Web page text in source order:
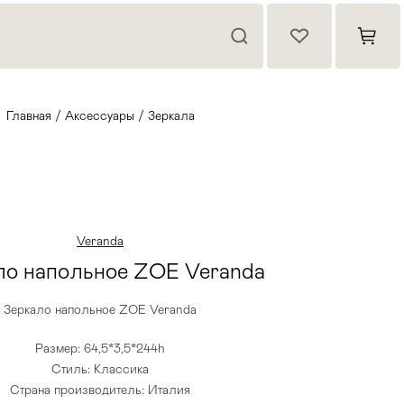
Главная / Аксессуары / Зеркала
Veranda
напольное ZOE Veranda
Зеркало напольное ZOE Veranda
Размер: 64,5*3,5*244h
Стиль: Классика
Страна производитель: Италия